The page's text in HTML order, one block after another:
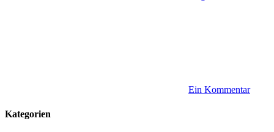
Ein Kommentar
Kategorien